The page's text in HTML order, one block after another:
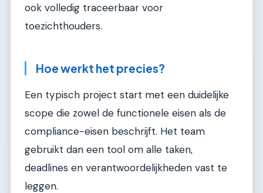
ook volledig traceerbaar voor
toezichthouders.
Hoe werkt het precies?
Een typisch project start met een duidelijke
scope die zowel de functionele eisen als de
compliance-eisen beschrijft. Het team
gebruikt dan een tool om alle taken,
deadlines en verantwoordelijkheden vast te
leggen.